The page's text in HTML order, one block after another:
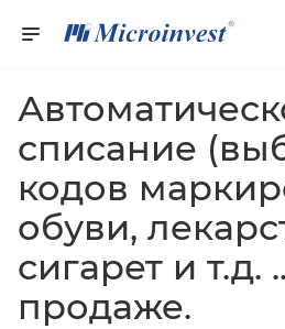
списание
кодов
обуви,
сигарет и т.д.
продаже.